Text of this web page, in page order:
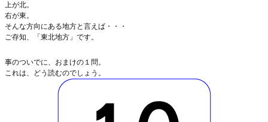
上が北。
右が東。
そんな方向にある地方と言えば・・・
ご存知、「東北地方」です。
事のついでに、おまけの１問。
これは、どう読むのでしょう。